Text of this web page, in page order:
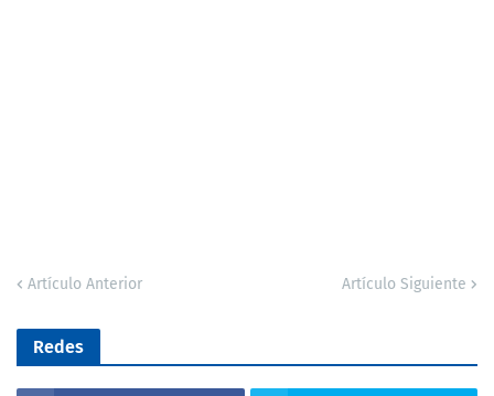
Artículo Anterior Artículo Siguiente
Redes